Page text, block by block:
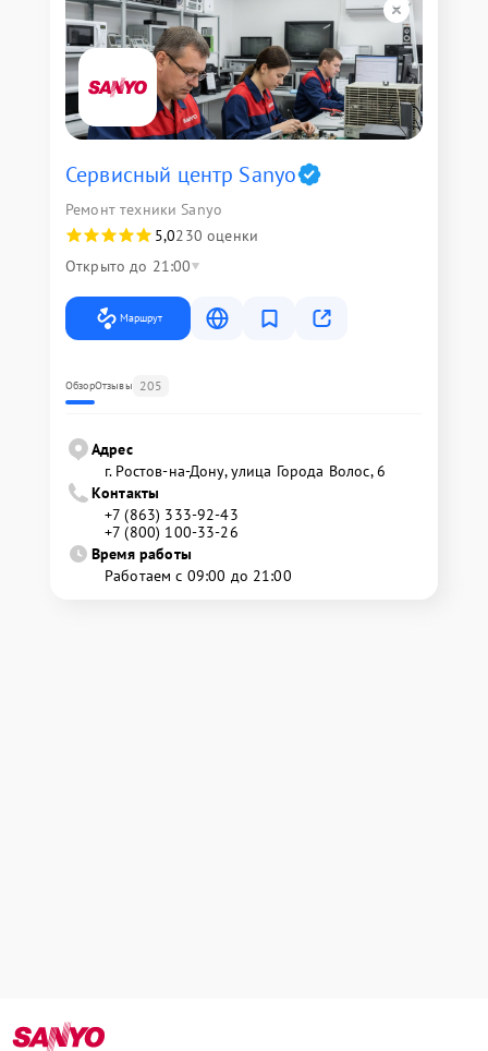
Сервисный центр Sanyo
Ремонт техники Sanyo
5,0230 оценки
Открыто до 21:00
Маршрут
ОбзорОтзывы 205
Адрес
г. Ростов-на-Дону, улица Города Волос, 6
Контакты
+7 (863) 333-92-43
+7 (800) 100-33-26
Время работы
Работаем с 09:00 до 21:00